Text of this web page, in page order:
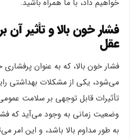
خواهیم داد، با ما همراه باشید.
فشار خون بالا و تأثیر آن
عقل
فشار خون بالا، که به عنوان
می‌شود، یکی از مشکلات بهداشتی
تأثیرات قابل توجهی بر سلامت
وضعیت زمانی به وجود می‌آید که
به طور مداوم بالا باشد، و این امر